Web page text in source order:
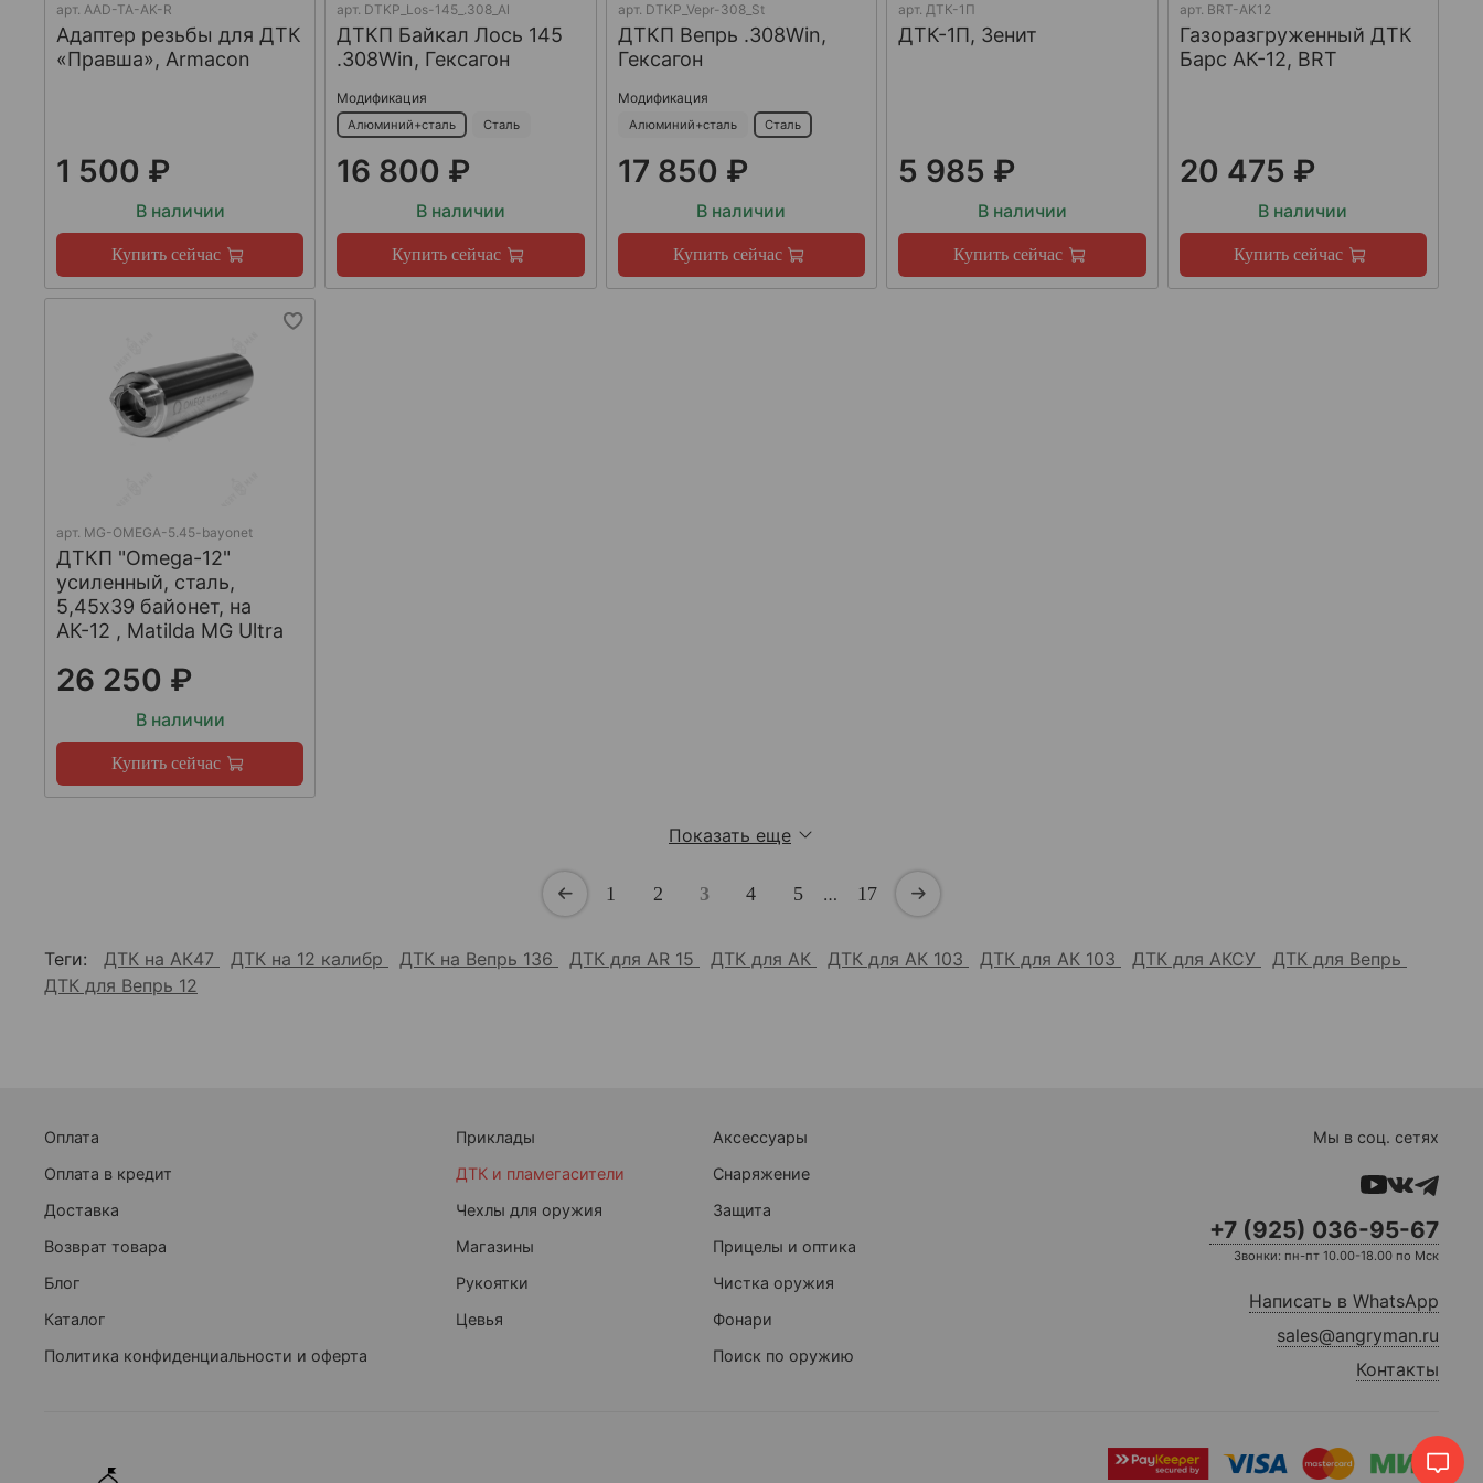
арт. AAD-TA-AK-R
Адаптер резьбы для ДТК
«Правша», Armacon
1 500 ₽
В наличии
Купить сейчас
арт. DTKP_Los-145_.308_Al
ДТКП Байкал Лось 145
.308Win, Гексагон
Модификация
Алюминий+сталь Сталь
16 800 ₽
В наличии
Купить сейчас
арт. DTKP_Vepr-308_St
ДТКП Вепрь .308Win,
Гексагон
Модификация
Алюминий+сталь Сталь
17 850 ₽
В наличии
Купить сейчас
арт. ДТК-1П
ДТК-1П, Зенит
5 985 ₽
В наличии
Купить сейчас
арт. BRT-AK12
Газоразгруженный ДТК
Барс АК-12, BRT
20 475 ₽
В наличии
Купить сейчас
арт. MG-OMEGA-5.45-bayonet
ДТКП "Omega-12"
усиленный, сталь,
5,45x39 байонет, на
АК-12 , Matilda MG Ultra
26 250 ₽
В наличии
Купить сейчас
Показать еще
1 2 3 4 5 … 17
Теги: ДТК на АК47 ДТК на 12 калибр ДТК на Вепрь 136 ДТК для AR 15 ДТК для АК ДТК для АК 103 ДТК для АК 103 ДТК для АКСУ
ДТК для Вепрь
ДТК для Вепрь 12
Оплата
Оплата в кредит
Доставка
Возврат товара
Блог
Каталог
Политика конфиденциальности и оферта
Приклады
ДТК и пламегасители
Чехлы для оружия
Магазины
Рукоятки
Цевья
Аксессуары
Снаряжение
Защита
Прицелы и оптика
Чистка оружия
Фонари
Поиск по оружию
Мы в соц. сетях
+7 (925) 036-95-67
Звонки: пн-пт 10.00-18.00 по Мск
Написать в WhatsApp
sales@angryman.ru
Контакты